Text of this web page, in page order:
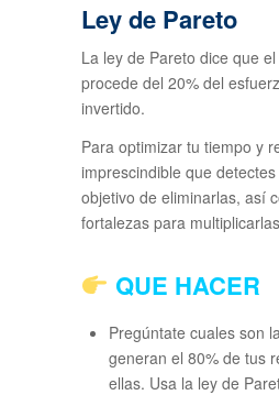
Ley de Pareto
La ley de Pareto dice que
procede del 20% del
invertido.
Para optimizar tu tiempo y
imprescindible que
objetivo de eliminarlas, así
fortalezas para
QUE HACER
Pregúntate cuales son
generan el 80% de tus
ellas. Usa la ley de